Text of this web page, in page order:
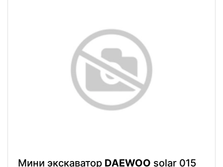
Мини экскаватор DAEWOO solar 015